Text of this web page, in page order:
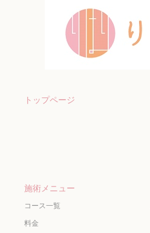
トップページ
施術メニュー
コース一覧
料金